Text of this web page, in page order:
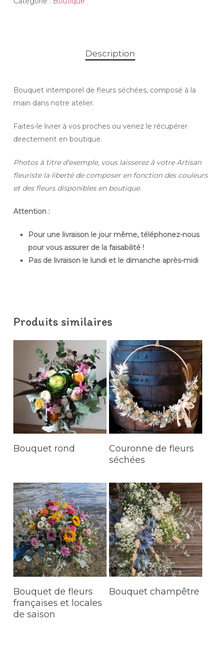
Description
Bouquet intemporel de fleurs séchées, composé à la
main dans notre atelier.
Faites-le livrer à vos proches ou venez le récupérer
directement en boutique.
Photos à titre d’exemple, vous laisserez à votre Artisan
fleuriste la liberté de composer en fonction des couleurs
et des fleurs disponibles en boutique.
Attention :
Pour une livraison le jour même, téléphonez-nous
pour vous assurer de la faisabilité !
Pas de livraison le lundi et le dimanche après-midi
Produits similaires
LIRE LA SUITE
Bouquet rond LIRE LA SUITE
Couronne de fleurs
séchées
LIRE LA SUITE
Bouquet de fleurs
françaises et locales
de saison
LIRE LA SUITE
Bouquet champêtre